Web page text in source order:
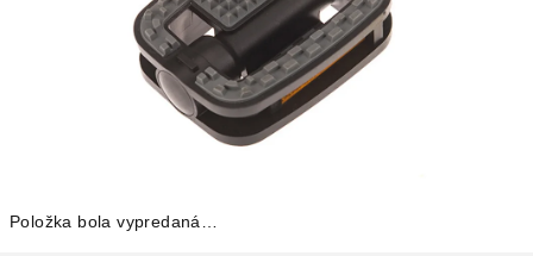
Položka bola vypredaná…